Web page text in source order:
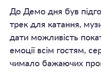
До Демо дня був
трек для катання,
дати можливість
емоції всім гостям,
чимало бажаючих